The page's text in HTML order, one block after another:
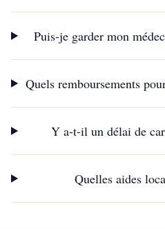
Puis-je garder mon
Quels remboursements
Y a-t-il un délai de
Quelles aides